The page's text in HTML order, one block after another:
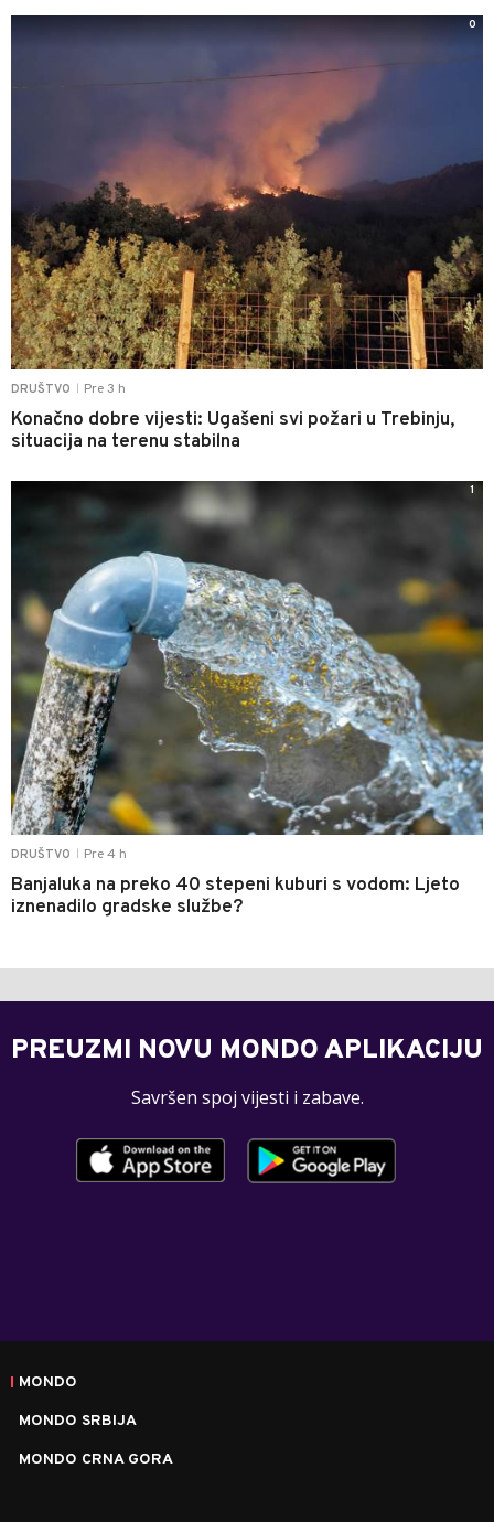
DRUŠTVO Pre 3 h
Konačno dobre vijesti: Ugašeni svi požari u Trebinju,
situacija na terenu stabilna
0
DRUŠTVO Pre 4 h
Banjaluka na preko 40 stepeni kuburi s vodom: Ljeto
iznenadilo gradske službe?
1
PREUZMI NOVU MONDO APLIKACIJU
Savršen spoj vijesti i zabave.
MONDO
MONDO SRBIJA
MONDO CRNA GORA